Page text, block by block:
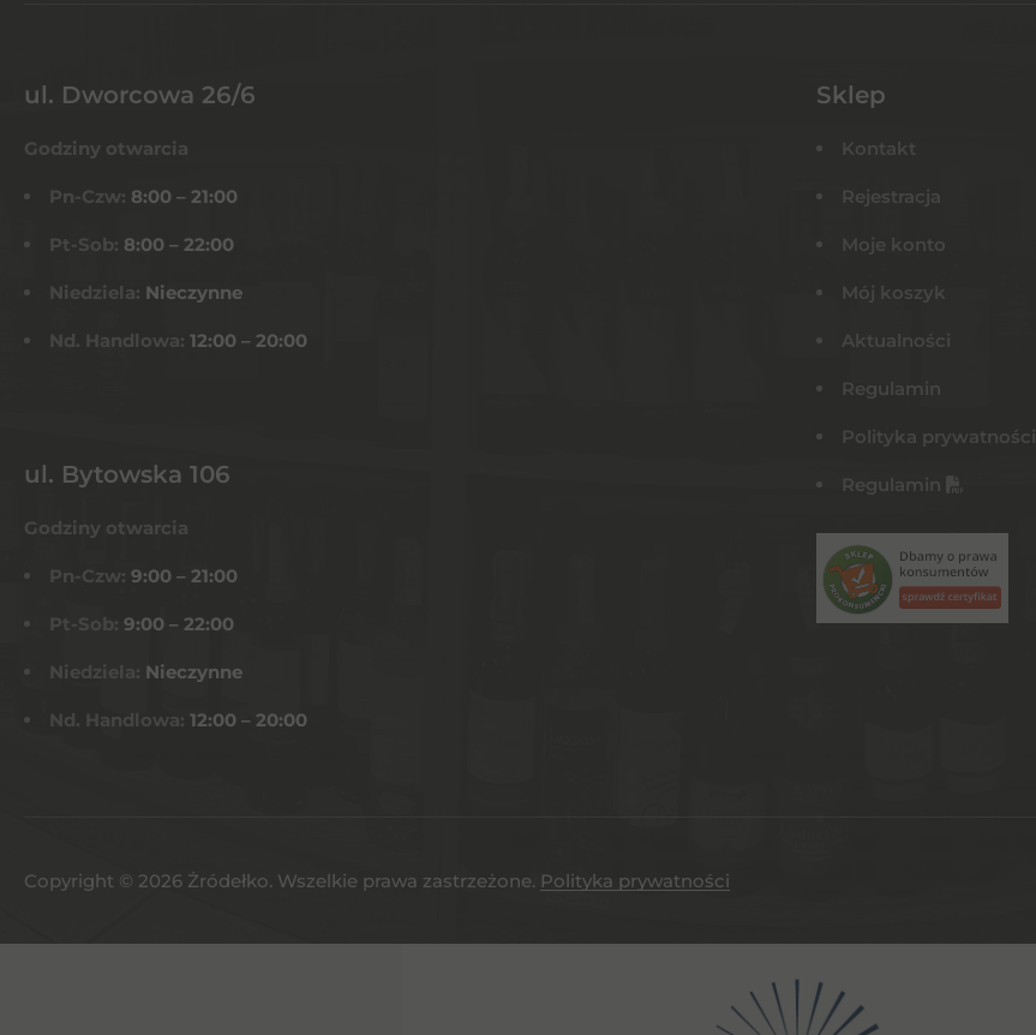
ul. Dworcowa 26/6
Godziny otwarcia
Pn-Czw: 8:00 – 21:00
Pt-Sob: 8:00 – 22:00
Niedziela: Nieczynne
Nd. Handlowa: 12:00 – 20:00
ul. Bytowska 106
Godziny otwarcia
Pn-Czw: 9:00 – 21:00
Pt-Sob: 9:00 – 22:00
Niedziela: Nieczynne
Nd. Handlowa: 12:00 – 20:00
Sklep
Kontakt
Rejestracja
Moje konto
Mój koszyk
Aktualności
Regulamin
Polityka prywatności
Regulamin
Copyright © 2026 Żródełko. Wszelkie prawa zastrzeżone. Polityka prywatności